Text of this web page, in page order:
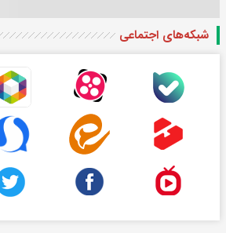
شبکه‌های اجتماعی